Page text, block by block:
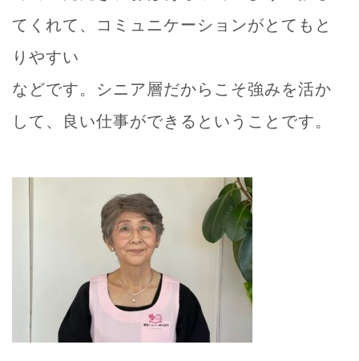
てくれて、コミュニケーションがとてもと
りやすい
などです。シニア層だからこそ強みを活か
して、良い仕事ができるということです。